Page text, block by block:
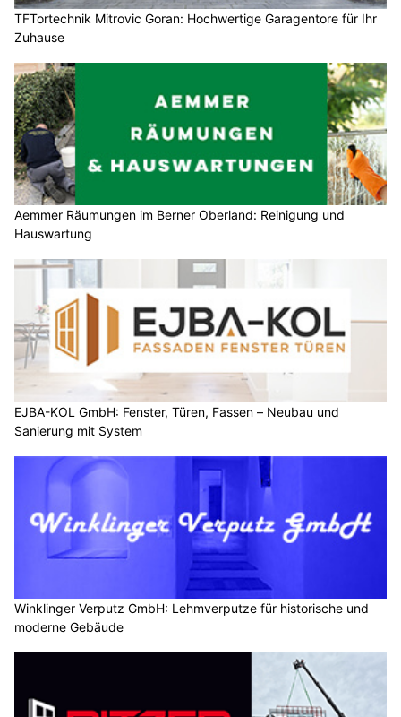
TFTortechnik Mitrovic Goran: Hochwertige Garagentore für Ihr
Zuhause
Aemmer Räumungen im Berner Oberland: Reinigung und
Hauswartung
EJBA-KOL GmbH: Fenster, Türen, Fassen – Neubau und
Sanierung mit System
Winklinger Verputz GmbH: Lehmverputze für historische und
moderne Gebäude